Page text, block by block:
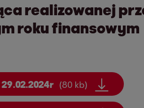
realizowanej
roku finansowym
29.02.2024r (80 kb)